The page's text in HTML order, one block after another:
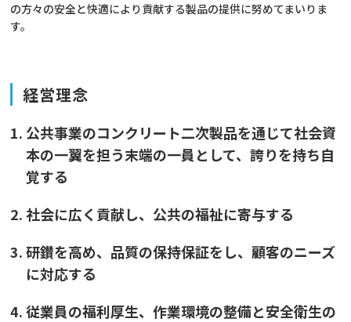
の方々の安全と快適により貢献する製品の提供に努めてまいりま
す。
経営理念
公共事業のコンクリート二次製品を通じて社会資
本の一翼を担う末端の一員として、誇りを持ち自
覚する
社会に広く貢献し、公共の福祉に寄与する
研鑚を高め、品質の保持保証をし、顧客のニーズ
に対応する
従業員の福利厚生、作業環境の整備と安全衛生の